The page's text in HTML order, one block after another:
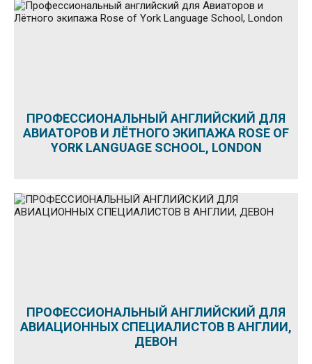
ПРОФЕССИОНАЛЬНЫЙ АНГЛИЙСКИЙ ДЛЯ
АВИАТОРОВ И ЛЁТНОГО ЭКИПАЖА ROSE OF
YORK LANGUAGE SCHOOL, LONDON
ПРОФЕССИОНАЛЬНЫЙ АНГЛИЙСКИЙ ДЛЯ
АВИАЦИОННЫХ СПЕЦИАЛИСТОВ В АНГЛИИ,
ДЕВОН